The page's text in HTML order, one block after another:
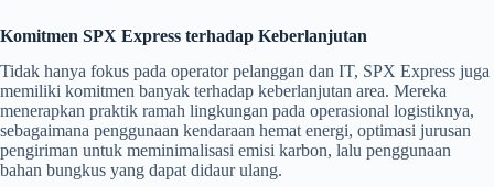
Komitmen SPX Express terhadap Keberlanjutan
Tidak hanya fokus pada operator pelanggan dan IT, SPX Express juga
memiliki komitmen banyak terhadap keberlanjutan area. Mereka
menerapkan praktik ramah lingkungan pada operasional logistiknya,
sebagaimana penggunaan kendaraan hemat energi, optimasi jurusan
pengiriman untuk meminimalisasi emisi karbon, lalu penggunaan
bahan bungkus yang dapat didaur ulang.